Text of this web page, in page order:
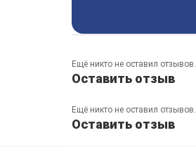
Ещё никто не оставил отзывов.
Оставить отзыв
Ещё никто не оставил отзывов.
Оставить отзыв